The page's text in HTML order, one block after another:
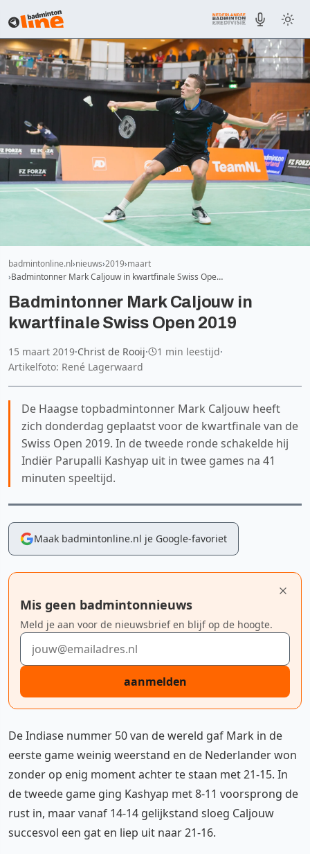
badmintonline.nl nieuws 2019 maart
Badmintonner Mark Caljouw in kwartfinale Swiss Ope…
Badmintonner Mark Caljouw in
kwartfinale Swiss Open 2019
15 maart 2019·Christ de Rooij· 1 min leestijd·
Artikelfoto: René Lagerwaard
De Haagse topbadmintonner Mark Caljouw heeft
zich donderdag geplaatst voor de kwartfinale van de
Swiss Open 2019. In de tweede ronde schakelde hij
Indiër Parupalli Kashyap uit in twee games na 41
minuten speeltijd.
Maak badmintonline.nl je Google-favoriet
Mis geen badmintonnieuws
Meld je aan voor de nieuwsbrief en blijf op de hoogte.
E-mailadres
aanmelden
De Indiase nummer 50 van de wereld gaf Mark in de
eerste game weinig weerstand en de Nederlander won
zonder op enig moment achter te staan met 21-15. In
de tweede game ging Kashyap met 8-11 voorsprong de
rust in, maar vanaf 14-14 gelijkstand sloeg Caljouw
succesvol een gat en liep uit naar 21-16.